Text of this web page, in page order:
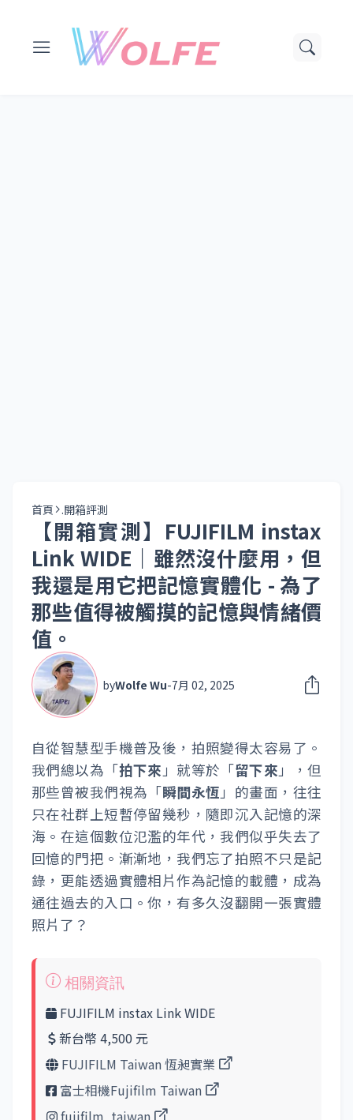
首頁 .開箱評測
【開箱實測】FUJIFILM instax
Link WIDE｜雖然沒什麼用，但
我還是用它把記憶實體化 - 為了
那些值得被觸摸的記憶與情緒價
值。
byWolfe Wu-7月 02, 2025
自從智慧型手機普及後，拍照變得太容易了。
我們總以為「拍下來」就等於「留下來」，但
那些曾被我們視為「瞬間永恆」的畫面，往往
只在社群上短暫停留幾秒，隨即沉入記憶的深
海。在這個數位氾濫的年代，我們似乎失去了
回憶的門把。漸漸地，我們忘了拍照不只是記
錄，更能透過實體相片作為記憶的載體，成為
通往過去的入口。你，有多久沒翻開一張實體
照片了？
FUJIFILM instax Link WIDE
新台幣 4,500 元
FUJIFILM Taiwan 恆昶實業
富士相機Fujifilm Taiwan
fujifilm_taiwan